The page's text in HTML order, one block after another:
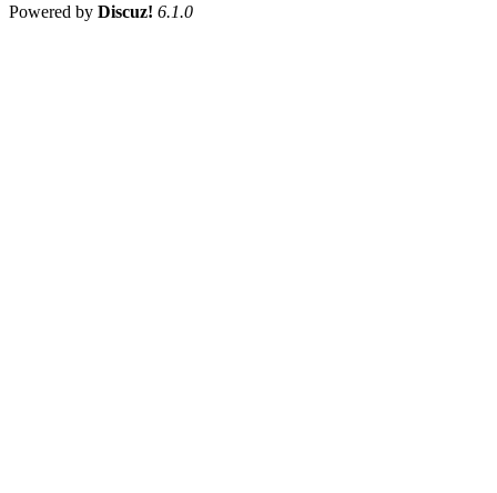
Powered by Discuz! 6.1.0